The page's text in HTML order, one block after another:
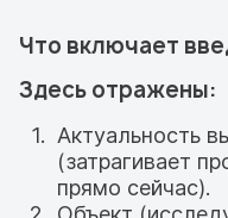
Что включает
Здесь отражены:
Актуальность
(затрагивает
прямо сейчас).